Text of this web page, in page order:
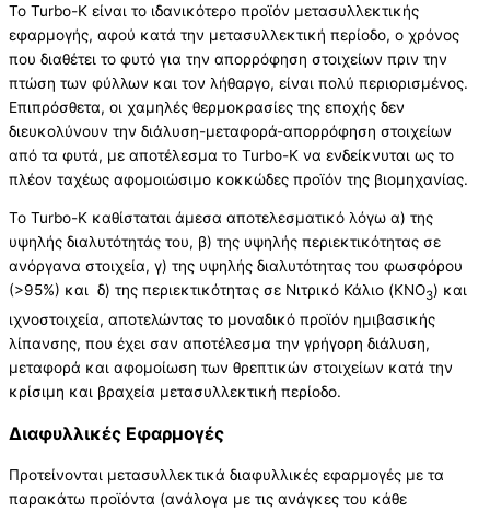
To Turbo-K είναι το ιδανικότερο προϊόν μετασυλλεκτικής
εφαρμογής, αφού κατά την μετασυλλεκτική περίοδο, ο χρόνος
που διαθέτει το φυτό για την απορρόφηση στοιχείων πριν την
πτώση των φύλλων και τον λήθαργo, είναι πολύ περιορισμένος.
Επιπρόσθετα, οι χαμηλές θερμοκρασίες της εποχής δεν
διευκολύνουν την διάλυση-μεταφορά-απορρόφηση στοιχείων
από τα φυτά, με αποτέλεσμα το Turbo-K να ενδείκνυται ως το
πλέον ταχέως αφομοιώσιμο κοκκώδες προϊόν της βιομηχανίας.
Το Turbo-K καθίσταται άμεσα αποτελεσματικό λόγω α) της
υψηλής διαλυτότητάς του, β) της υψηλής περιεκτικότητας σε
ανόργανα στοιχεία, γ) της υψηλής διαλυτότητας του φωσφόρου
(>95%) και δ) της περιεκτικότητας σε Νιτρικό Κάλιο (KNO3) και
ιχνοστοιχεία, αποτελώντας το μοναδικό προϊόν ημιβασικής
λίπανσης, που έχει σαν αποτέλεσμα την γρήγορη διάλυση,
μεταφορά και αφομοίωση των θρεπτικών στοιχείων κατά την
κρίσιμη και βραχεία μετασυλλεκτική περίοδο.
Διαφυλλικές Εφαρμογές
Προτείνονται μετασυλλεκτικά διαφυλλικές εφαρμογές με τα
παρακάτω προϊόντα (ανάλογα με τις ανάγκες του κάθε